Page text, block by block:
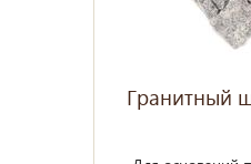
Гранитный